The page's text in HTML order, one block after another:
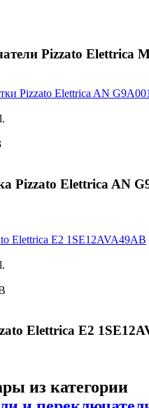
Pizzato Elettrica
Pizzato Elettrica AN
Elettrica E2
из категории